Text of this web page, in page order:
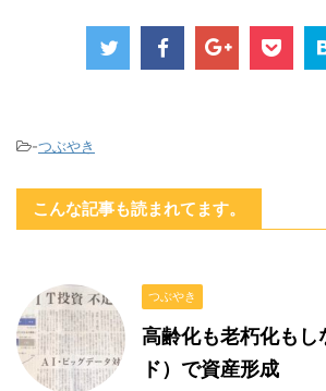
-つぶやき
こんな記事も読まれてます。
つぶやき
高齢化も老朽化もし
ド）で資産形成